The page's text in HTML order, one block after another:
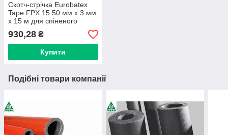
Скотч-стрічка Eurobatex
Tape FPX 15 50 мм х 3 мм
х 15 м для спіненого
каучуку
930,28 ₴
Купити
Подібні товари компанії